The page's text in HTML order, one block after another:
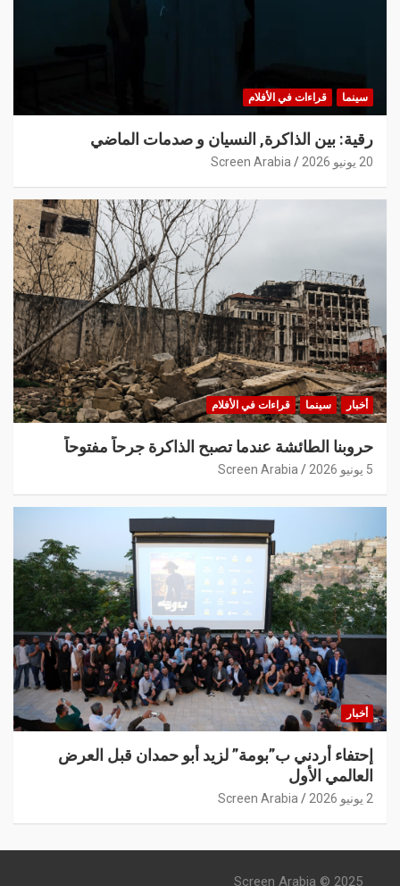
سينما قراءات في الأفلام
رقية: بين الذاكرة, النسيان و صدمات الماضي
20 يونيو 2026 Screen Arabia
أخبار سينما قراءات في الأفلام
حروبنا الطائشة عندما تصبح الذاكرة جرحاً مفتوحاً
5 يونيو 2026 Screen Arabia
أخبار
إحتفاء أردني ب”بومة” لزيد أبو حمدان قبل العرض
العالمي الأول
2 يونيو 2026 Screen Arabia
Screen Arabia © 2025